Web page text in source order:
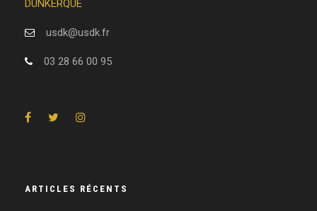
DUNKERQUE
usdk@usdk.fr
03 28 66 00 95
ARTICLES RÉCENTS